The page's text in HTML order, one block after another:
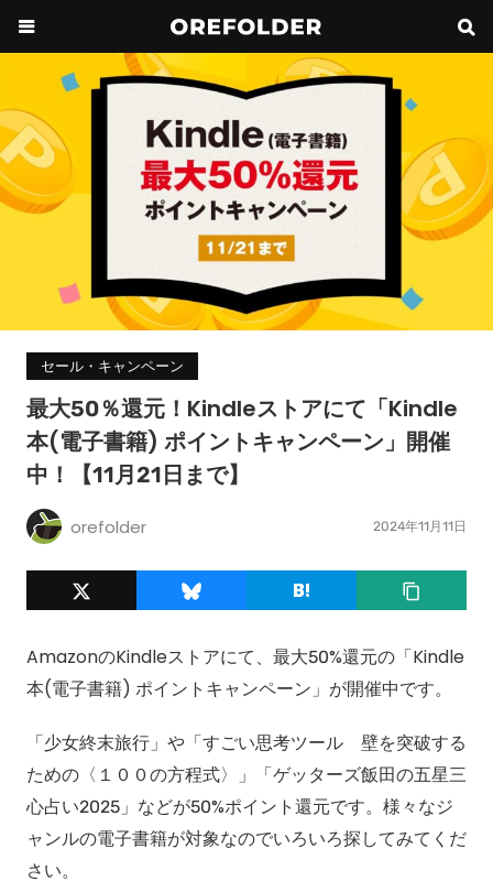
セール・キャンペーン
最大50％還元！Kindleストアにて「Kindle
本(電子書籍) ポイントキャンペーン」開催
中！【11月21日まで】
orefolder 2024年11月11日
AmazonのKindleストアにて、最大50%還元の「Kindle
本(電子書籍) ポイントキャンペーン」が開催中です。
「少女終末旅行」や「すごい思考ツール 壁を突破する
ための〈１００の方程式〉」「ゲッターズ飯田の五星三
心占い2025」などが50%ポイント還元です。様々なジ
ャンルの電子書籍が対象なのでいろいろ探してみてくだ
さい。